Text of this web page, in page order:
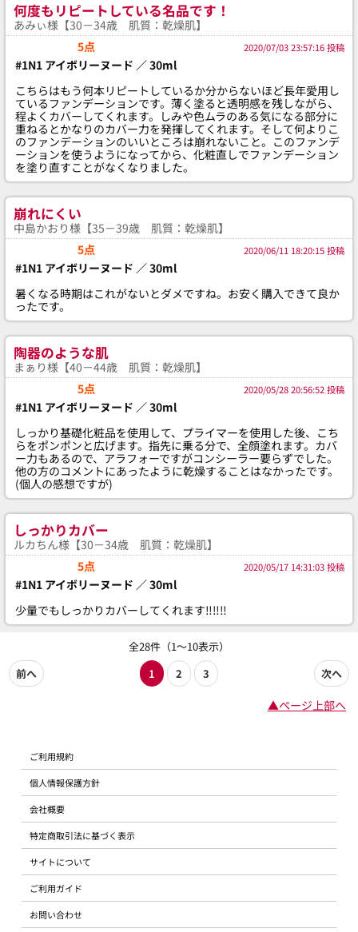
何度もリピートしている名品です！
あみぃ様【30－34歳 肌質：乾燥肌】
5点
2020/07/03 23:57:16 投稿
#1N1 アイボリーヌード ／ 30ml
こちらはもう何本リピートしているか分からないほど長年愛用し
ているファンデーションです。薄く塗ると透明感を残しながら、
程よくカバーしてくれます。しみや色ムラのある気になる部分に
重ねるとかなりのカバー力を発揮してくれます。そして何よりこ
のファンデーションのいいところは崩れないこと。このファンデ
ーションを使うようになってから、化粧直しでファンデーション
を塗り直すことがなくなりました。
崩れにくい
中島かおり様【35－39歳 肌質：乾燥肌】
5点
2020/06/11 18:20:15 投稿
#1N1 アイボリーヌード ／ 30ml
暑くなる時期はこれがないとダメですね。お安く購入できて良か
ったです。
陶器のような肌
まぁり様【40－44歳 肌質：乾燥肌】
5点
2020/05/28 20:56:52 投稿
#1N1 アイボリーヌード ／ 30ml
しっかり基礎化粧品を使用して、プライマーを使用した後、こち
らをポンポンと広げます。指先に乗る分で、全顔塗れます。カバ
ー力もあるので、アラフォーですがコンシーラー要らずでした。
他の方のコメントにあったように乾燥することはなかったです。
(個人の感想ですが)
しっかりカバー
ルカちん様【30－34歳 肌質：乾燥肌】
5点
2020/05/17 14:31:03 投稿
#1N1 アイボリーヌード ／ 30ml
少量でもしっかりカバーしてくれます‼‼‼
全28件（1～10表示）
前へ
1 2 3 次へ
▲ページ上部へ
ご利用規約
個人情報保護方針
会社概要
特定商取引法に基づく表示
サイトについて
ご利用ガイド
お問い合わせ